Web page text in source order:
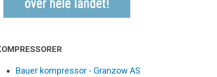
Bauer kompressor - Granzow AS